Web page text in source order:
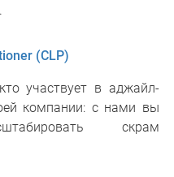
(CLP)
участвует в аджайл-
компании: с нами вы
скрам